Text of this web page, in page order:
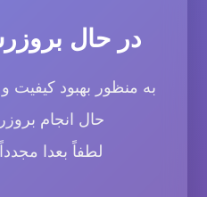
در حال
به منظور بهبود
حال انجام
لطفاً بعدا